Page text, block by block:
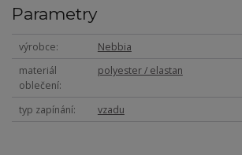
Parametry
výrobce
Nebbia
materiál
oblečení
polyester / elastan
typ zapínání vzadu